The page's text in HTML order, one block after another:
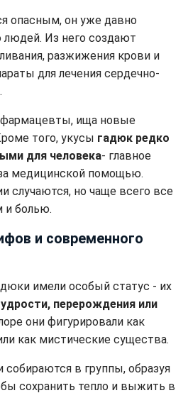
опасным, он уже давно
людей. Из него создают
разжижения крови и
для лечения сердечно-
фармацевты, ища новые
того, укусы гадюк редко
для человека- главное
медицинской помощью.
случаются, но чаще всего все
и болью.
и современного
имели особый статус - их
перерождения или
они фигурировали как
как мистические существа.
в группы, образуя
сохранить тепло и выжить в